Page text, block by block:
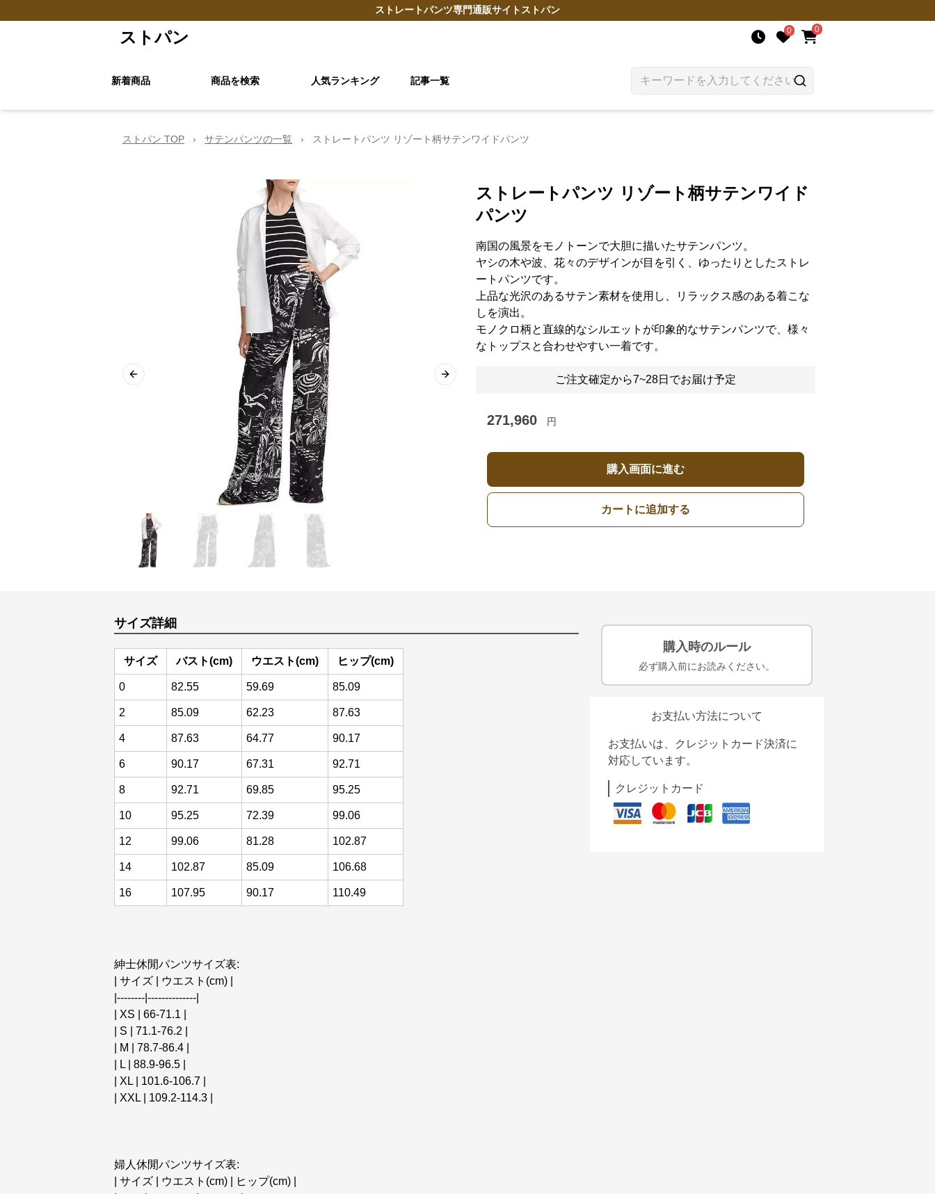
ストレートパンツ専門通販サイト ストパン
ストパン 0 0
新着商品 商品を検索 人気ランキング 記事一覧
ストパン TOP › サテンパンツの一覧 › ストレートパンツ リゾート柄サテンワイドパンツ
Previous slide Next slide
ストレートパンツ リゾート柄サテンワイド
パンツ
南国の風景をモノトーンで大胆に描いたサテンパンツ。
ヤシの木や波、花々のデザインが目を引く、ゆったりとしたストレ
ートパンツです。
上品な光沢のあるサテン素材を使用し、リラックス感のある着こな
しを演出。
モノクロ柄と直線的なシルエットが印象的なサテンパンツで、様々
なトップスと合わせやすい一着です。
ご注文確定から7~28日でお届け予定
271,960 円
購入画面に進む
カートに追加する
サイズ詳細
サイズ バスト(cm) ウエスト(cm) ヒップ(cm)
0 82.55 59.69 85.09
2 85.09 62.23 87.63
4 87.63 64.77 90.17
6 90.17 67.31 92.71
8 92.71 69.85 95.25
10 95.25 72.39 99.06
12 99.06 81.28 102.87
14 102.87 85.09 106.68
16 107.95 90.17 110.49
紳士休閒パンツサイズ表:
| サイズ | ウエスト(cm) |
|--------|--------------|
| XS | 66-71.1 |
| S | 71.1-76.2 |
| M | 78.7-86.4 |
| L | 88.9-96.5 |
| XL | 101.6-106.7 |
| XXL | 109.2-114.3 |
婦人休閒パンツサイズ表:
| サイズ | ウエスト(cm) | ヒップ(cm) |
購入時のルール
必ず購入前にお読みください。
お支払い方法について
お支払いは、クレジットカード決済に
対応しています。
クレジットカード